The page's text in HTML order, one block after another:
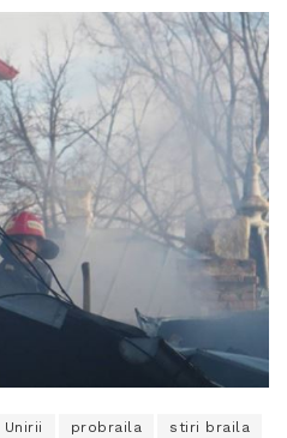
probraila stiri braila